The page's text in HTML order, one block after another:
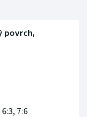
povrch,
7:6